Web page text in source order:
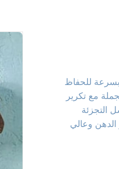
للحفاظ
مع تكرير
التجزئة
وعالي